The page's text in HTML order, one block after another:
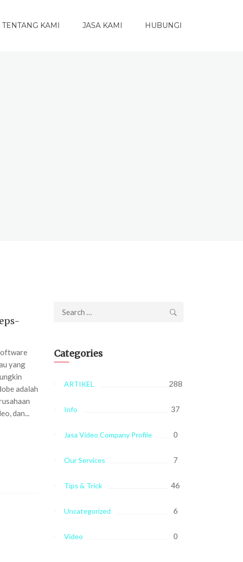
TENTANG KAMI JASA KAMI HUBUNGI
yang
adalah
dan...
Search
Categories
ARTIKEL 288
Info 37
Jasa Video Company Profile 0
Our Services 7
Tips & Trick 46
Uncategorized 6
Video 0